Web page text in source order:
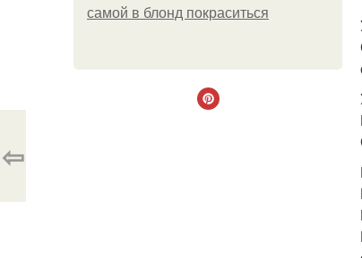
самой в блонд покраситься
⇦